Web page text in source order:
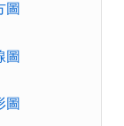
圖
圖
圖